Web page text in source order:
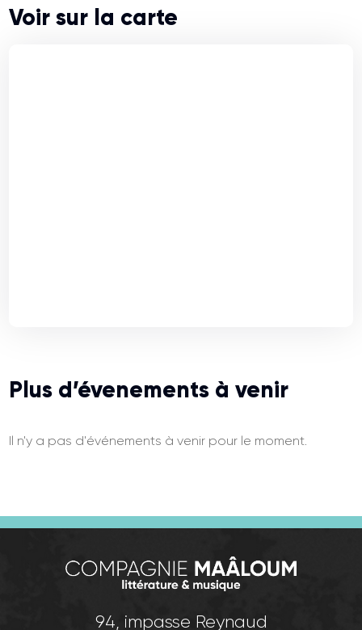
Voir sur la carte
Plus d’évenements à venir
Il n'y a pas d'événements à venir pour le moment.
94, impasse Reynaud